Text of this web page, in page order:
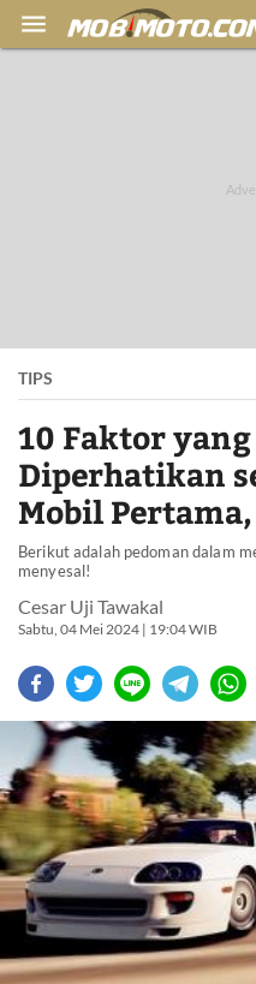

TIPS
10 Faktor
Diperhatikan
Mobil Pertama,
Berikut adalah pedoman dalam
menyesal!
Cesar Uji Tawakal
Sabtu, 04 Mei 2024 | 19:04 WIB